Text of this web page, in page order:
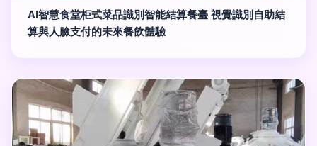
AI智慧食堂柜式菜品識別智能結算餐臺 視覺識別自助結
算與人臉支付的未來餐飲體驗